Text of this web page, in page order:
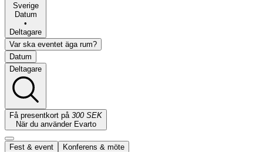
Sverige
Datum
•
Deltagare
Var ska eventet äga rum?
Datum
Deltagare
Få presentkort på 300 SEK
När du använder Evarto
Fest & event Konferens & möte